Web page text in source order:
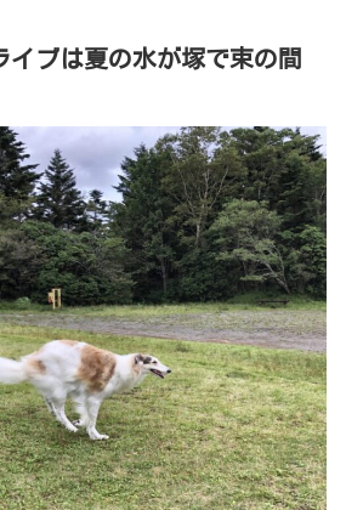
イブは夏の水が塚で束の間